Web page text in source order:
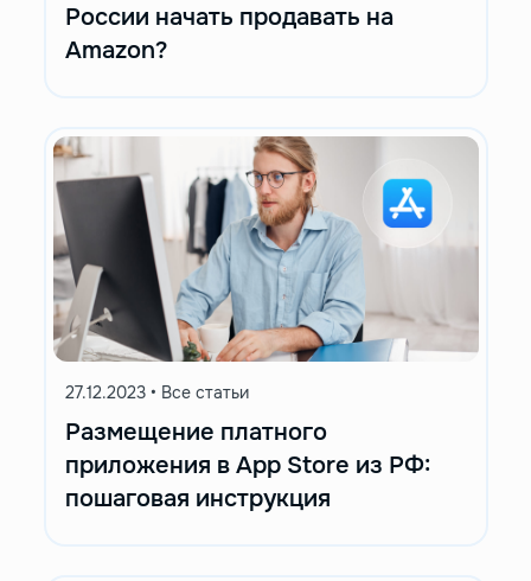
России начать продавать на
Amazon?
27.12.2023 • Все статьи
Размещение платного
приложения в App Store из РФ:
пошаговая инструкция